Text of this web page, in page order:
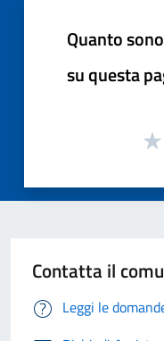
Quanto
su questa
Contatta il
Leggi le